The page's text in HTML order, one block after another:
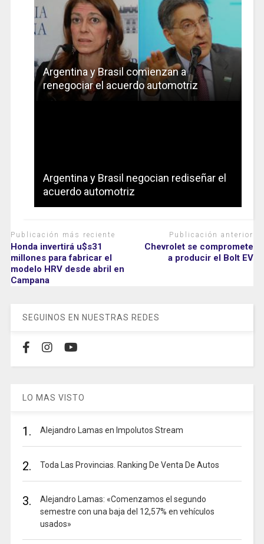
Argentina y Brasil comienzan a
renegociar el acuerdo automotriz
Argentina y Brasil negocian rediseñar el
acuerdo automotriz
Publicación más reciente
Honda invertirá u$s31
millones para fabricar el
modelo HRV desde abril en
Campana
Publicación anterior
Chevrolet se compromete
a producir el Bolt EV
SEGUINOS EN NUESTRAS REDES
LO MAS VISTO
1. Alejandro Lamas en Impolutos Stream
2. Toda Las Provincias. Ranking De Venta De Autos
3.
Alejandro Lamas: «Comenzamos el segundo
semestre con una baja del 12,57% en vehículos
usados»